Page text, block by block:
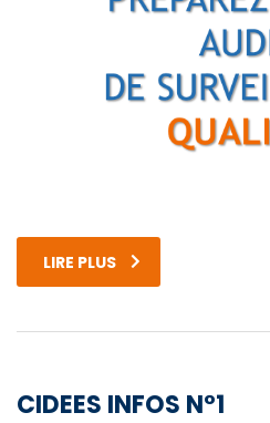
LIRE PLUS
CIDEES INFOS N°1